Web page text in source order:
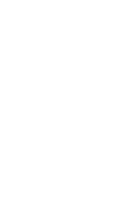
빵 베이커리